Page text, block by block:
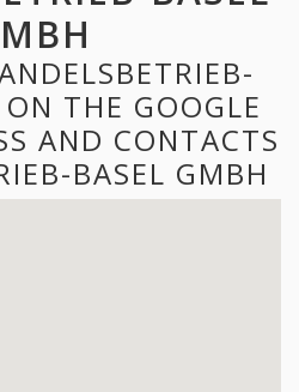
THE GOOGLE
AND CONTACTS
BASEL GMBH